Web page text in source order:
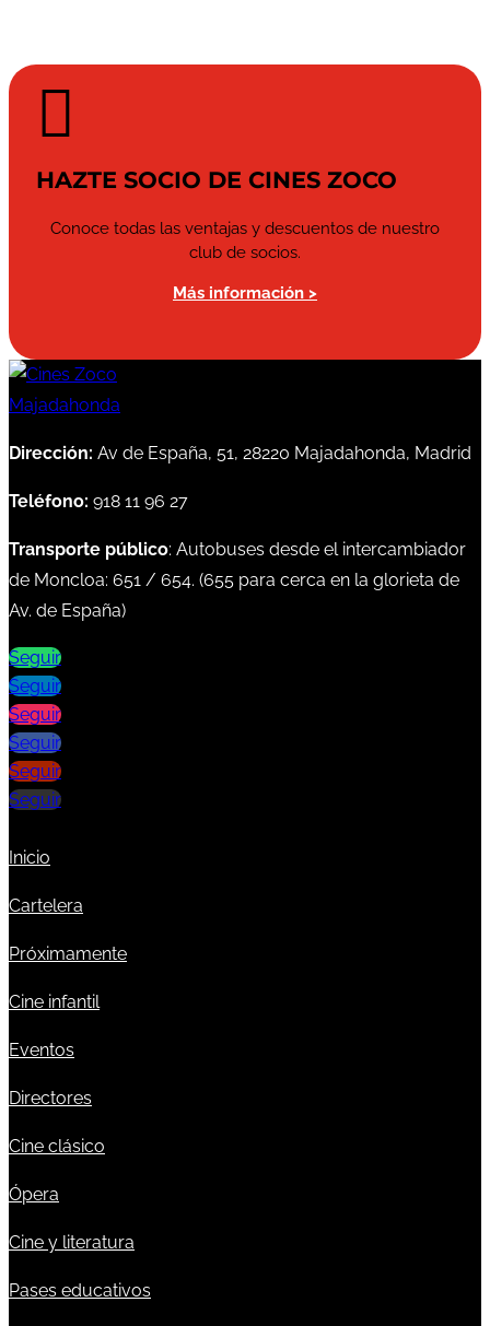

HAZTE SOCIO DE CINES ZOCO
Conoce todas las ventajas y descuentos de nuestro
club de socios.
Más información >
Dirección: Av de España, 51, 28220 Majadahonda, Madrid
Teléfono: 918 11 96 27
Transporte público: Autobuses desde el intercambiador
de Moncloa: 651 / 654. (655 para cerca en la glorieta de
Av. de España)
Seguir
Seguir
Seguir
Seguir
Seguir
Seguir
Inicio
Cartelera
Próximamente
Cine infantil
Eventos
Directores
Cine clásico
Ópera
Cine y literatura
Pases educativos